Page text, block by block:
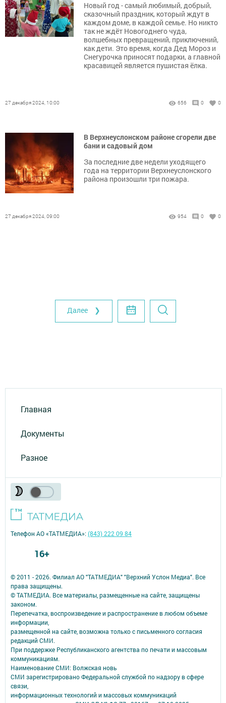
Новый год - самый любимый, добрый,
сказочный праздник, который ждут в
каждом доме, в каждой семье. Но никто
так не ждёт Новогоднего чуда,
волшебных превращений, приключений,
как дети. Это время, когда Дед Мороз и
Снегурочка приносят подарки, а главной
красавицей является пушистая ёлка.
27 декабря 2024, 10:00 656 0 0
В Верхнеуслонском районе сгорели две
бани и садовый дом
За последние две недели уходящего
года на территории Верхнеуслонского
района произошли три пожара.
27 декабря 2024, 09:00 954 0 0
Далее ❯
Главная
Документы
Разное
© 2011 - 2026. Филиал АО "ТАТМЕДИА" "Верхний Услон Медиа". Все
права защищены.
© ТАТМЕДИА. Все материалы, размещенные на сайте, защищены
законом.
Перепечатка, воспроизведение и распространение в любом объеме
информации,
размещенной на сайте, возможна только с письменного согласия
редакций СМИ.
При поддержке Республиканского агентства по печати и массовым
коммуникациям.
Наименование СМИ: Волжская новь
СМИ зарегистрировано Федеральной службой по надзору в сфере
связи,
информационных технологий и массовых коммуникаций
Телефон АО «ТАТМЕДИА»:(843) 222 09 84
16+